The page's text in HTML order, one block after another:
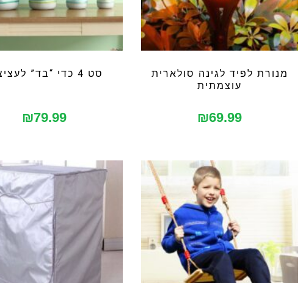
מנורת לפיד לגינה סולארית
עוצמתית
₪69.99
סט 4 כדי “בד” לעציצים
₪79.99